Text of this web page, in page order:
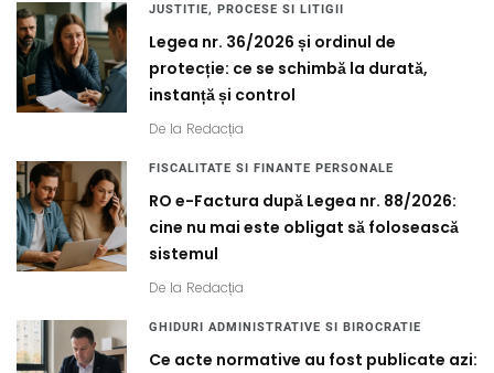
JUSTITIE, PROCESE SI LITIGII
Legea nr. 36/2026 și ordinul de
protecție: ce se schimbă la durată,
instanță și control
De la Redacția
FISCALITATE SI FINANTE PERSONALE
RO e-Factura după Legea nr. 88/2026:
cine nu mai este obligat să folosească
sistemul
De la Redacția
GHIDURI ADMINISTRATIVE SI BIROCRATIE
Ce acte normative au fost publicate azi: